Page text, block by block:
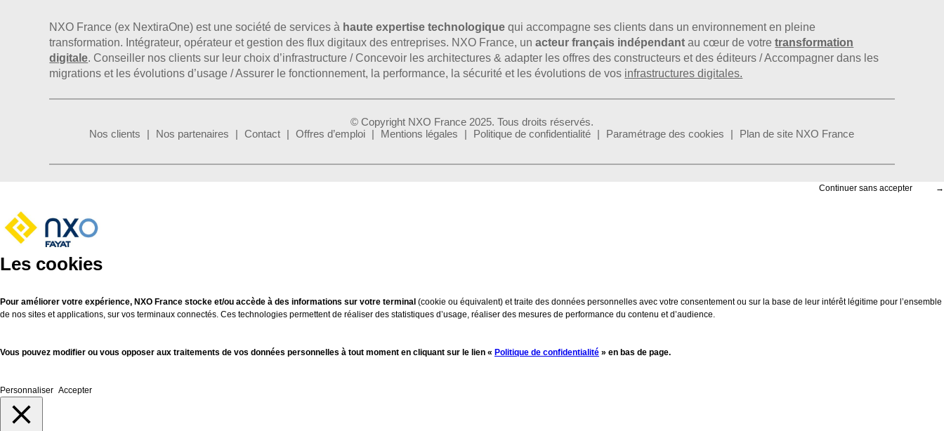
NXO France (ex NextiraOne) est une société de services à haute expertise technologique qui accompagne ses clients dans un environnement en pleine
transformation. Intégrateur, opérateur et gestion des flux digitaux des entreprises. NXO France, unacteur français indépendant au cœur de votretransformation
digitale. Conseiller nos clients sur leur choix d’infrastructure / Concevoir les architectures & adapter les offres des constructeurs et des éditeurs / Accompagner dans les
migrations et les évolutions d’usage / Assurer le fonctionnement, la performance, la sécurité et les évolutions de vos infrastructures digitales.
© Copyright NXO France 2025. Tous droits réservés.
Nos clients
Nos partenaires Contact Offres d’emploi Mentions légales Politique de confidentialité Paramétrage des cookies Plan de site NXO France
Continuer sans accepter →
Les cookies
Pour améliorer votre expérience, NXO France stocke et/ou accède à des informations sur votre terminal (cookie ou équivalent) et traite des données personnelles avec votre consentement ou sur la base de leur intérêt légitime pour l’ensemble
de nos sites et applications, sur vos terminaux connectés. Ces technologies permettent de réaliser des statistiques d’usage, réaliser des mesures de performance du contenu et d’audience.
Vous pouvez modifier ou vous opposer aux traitements de vos données personnelles à tout moment en cliquant sur le lien « Politique de confidentialité » en bas de page.
Personnaliser Accepter